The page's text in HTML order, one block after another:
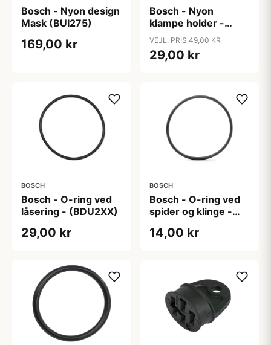
Bosch - Nyon design
Mask (BUI275)
169,00 kr
Bosch - Nyon
klampe holder -
(BUI350)
VEJL. PRIS 49,00 KR
29,00 kr
BOSCH
Bosch - O-ring ved
låsering - (BDU2XX)
29,00 kr
BOSCH
Bosch - O-ring ved
spider og klinge -
BDU37YY)
14,00 kr